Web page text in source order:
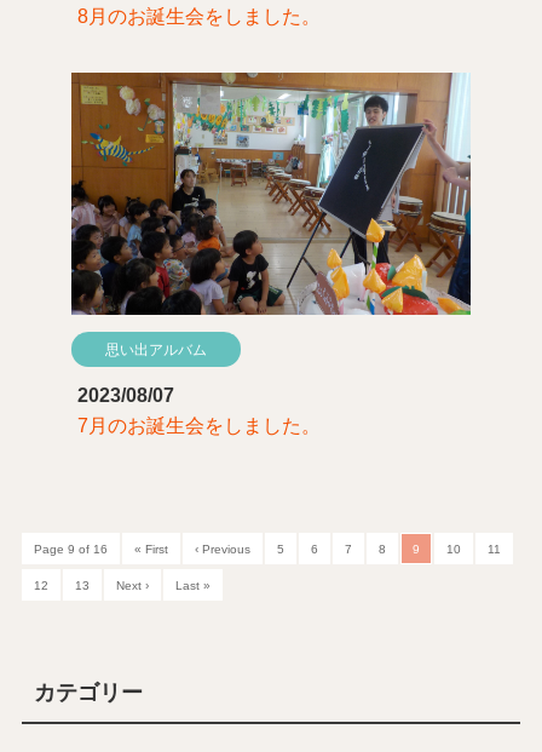
8月のお誕生会をしました。
思い出アルバム
2023/08/07
7月のお誕生会をしました。
Page 9 of 16 « First ‹ Previous 5 6 7 8 9 10 11
12 13 Next › Last »
カテゴリー